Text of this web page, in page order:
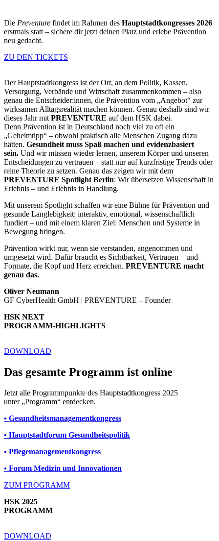
Die Preventure findet im Rahmen des Hauptstadtkongresses 2026
erstmals statt – sichere dir jetzt deinen Platz und erlebe Prävention
neu gedacht.
ZU DEN TICKETS
Der Hauptstadtkongress ist der Ort, an dem Politik, Kassen,
Versorgung, Verbände und Wirtschaft zusammenkommen – also
genau die Entscheider:innen, die Prävention vom „Angebot“ zur
wirksamen Alltagsrealität machen können. Genau deshalb sind wir
dieses Jahr mitPREVENTURE auf dem HSK dabei.
Denn Prävention ist in Deutschland noch viel zu oft ein
„Geheimtipp“ – obwohl praktisch alle Menschen Zugang dazu
hätten. Gesundheit muss Spaß machen und evidenzbasiert
sein. Und wir müssen wieder lernen, unserem Körper und unseren
Entscheidungen zu vertrauen – statt nur auf kurzfristige Trends oder
reine Theorie zu setzen. Genau das zeigen wir mit dem
PREVENTURE Spotlight Berlin: Wir übersetzen Wissenschaft in
Erlebnis – und Erlebnis in Handlung.
Mit unserem Spotlight schaffen wir eine Bühne für Prävention und
gesunde Langlebigkeit: interaktiv, emotional, wissenschaftlich
fundiert – und mit einem klaren Ziel: Menschen und Systeme in
Bewegung bringen.
Prävention wirkt nur, wenn sie verstanden, angenommen und
umgesetzt wird. Dafür braucht es Sichtbarkeit, Vertrauen – und
Formate, die Kopf und Herz erreichen. PREVENTURE macht
genau das.
Oliver Neumann
GF CyberHealth GmbH | PREVENTURE – Founder
HSK NEXT
PROGRAMM-HIGHLIGHTS
DOWNLOAD
Das gesamte Programm ist online
Jetzt alle Programmpunkte des Hauptstadtkongress 2025
unter „Programm“ entdecken.
• Gesundheitsmanagementkongress
• Hauptstadtforum Gesundheitspolitik
• Pflegemanagementkongress
• Forum Medizin und Innovationen
ZUM PROGRAMM
HSK 2025
PROGRAMM
DOWNLOAD